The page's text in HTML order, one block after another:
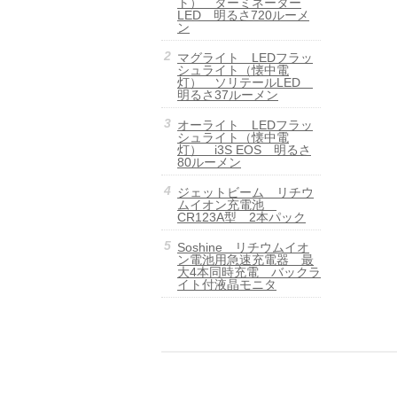
LED 明るさ720ルーメ
ン
マグライト LEDフラッ
シュライト（懐中電
灯） ソリテールLED
明るさ37ルーメン
オーライト LEDフラッ
シュライト（懐中電
灯） i3S EOS 明るさ
80ルーメン
ジェットビーム リチウ
ムイオン充電池
CR123A型 2本パック
Soshine リチウムイオ
ン電池用急速充電器 最
大4本同時充電 バックラ
イト付液晶モニタ